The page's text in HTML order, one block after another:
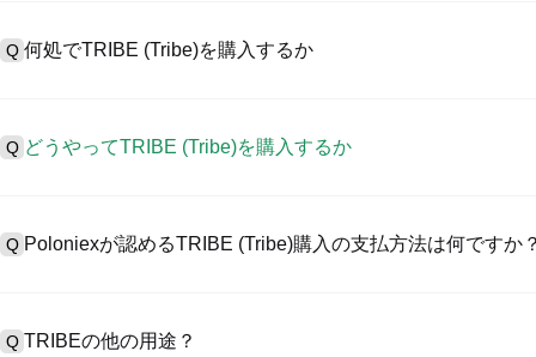
Q 何処でTRIBE (Tribe)を購入するか
ーザーに向けるインターフェース、高質・多様な取引ツールを提
を認め、競争力のある取引手数料を用意しています。
1、アカウント作成とKYC検証完了。
2、アカウントに法定通貨・暗号資産入金。
Q どうやってTRIBE (Tribe)を購入するか
産の取引をスタートしましょう。
Q Poloniexが認めるTRIBE (Tribe)購入の支払方法は何ですか
1）クレジット/デビットカード（ビザやマスターカードなど）でス
Q TRIBEの他の用途？